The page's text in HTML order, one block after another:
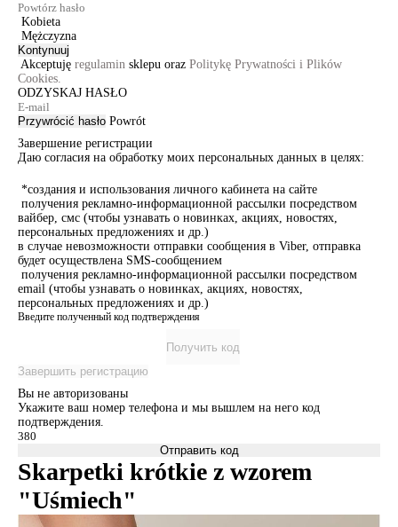
Kobieta
Mężczyzna
Kontynuuj
Akceptuję regulamin sklepu oraz Politykę Prywatności i Plików
Cookies.
ODZYSKAJ HASŁO
Przywrócić hasło Powrót
Завершение регистрации
Даю согласия на обработку моих персональных данных в целях:
*создания и использования личного кабинета на сайте
получения рекламно-информационной рассылки посредством
вайбер, смс (чтобы узнавать о новинках, акциях, новостях,
персональных предложениях и др.)
в случае невозможности отправки сообщения в Viber, отправка
будет осуществлена SMS-сообщением
получения рекламно-информационной рассылки посредством
email (чтобы узнавать о новинках, акциях, новостях,
персональных предложениях и др.)
Введите полученный код подтверждения
Получить код
Завершить регистрацию
Вы не авторизованы
Укажите ваш номер телефона и мы вышлем на него код
подтверждения.
Отправить код
Skarpetki krótkie z wzorem
"Uśmiech"